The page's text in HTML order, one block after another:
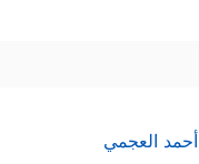
أحمد العجمي